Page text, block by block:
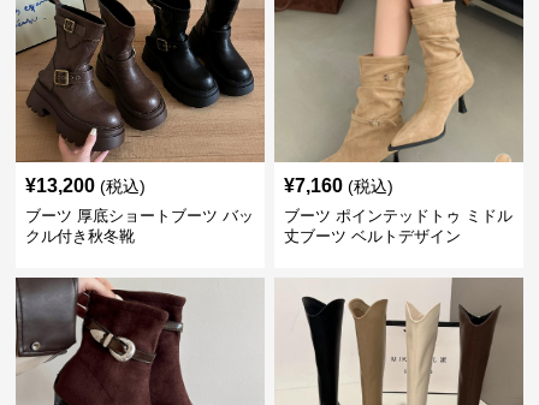
¥13,200 (税込)
ブーツ 厚底ショートブーツ バッ
クル付き秋冬靴
¥7,160 (税込)
ブーツ ポインテッドトゥ ミドル
丈ブーツ ベルトデザイン